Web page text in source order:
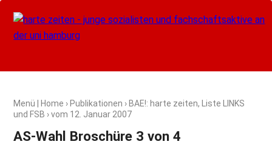
Menü Home › Publikationen › BAE!: harte zeiten, Liste LINKS
und FSB › vom 12. Januar 2007
AS-Wahl Broschüre 3 von 4